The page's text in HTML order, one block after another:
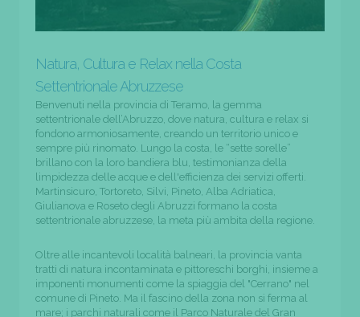
Natura, Cultura e Relax nella Costa
Settentrionale Abruzzese
Benvenuti nella provincia di Teramo, la gemma
settentrionale dell’Abruzzo, dove natura, cultura e relax si
fondono armoniosamente, creando un territorio unico e
sempre più rinomato. Lungo la costa, le “sette sorelle”
brillano con la loro bandiera blu, testimonianza della
limpidezza delle acque e dell'efficienza dei servizi offerti.
Martinsicuro, Tortoreto, Silvi, Pineto, Alba Adriatica,
Giulianova e Roseto degli Abruzzi formano la costa
settentrionale abruzzese, la meta più ambita della regione.
Oltre alle incantevoli località balneari, la provincia vanta
tratti di natura incontaminata e pittoreschi borghi, insieme a
imponenti monumenti come la spiaggia del "Cerrano" nel
comune di Pineto. Ma il fascino della zona non si ferma al
mare; i parchi naturali come il Parco Naturale del Gran